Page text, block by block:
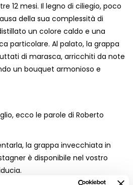
12 mesi. Il legno di ciliegio, poco
della sua complessità di
un colore caldo e una
particolare. Al palato, la grappa
di marasca, arricchiti da note
un bouquet armonioso e
ecco le parole di Roberto
la grappa invecchiata in
è disponibile nel vostro